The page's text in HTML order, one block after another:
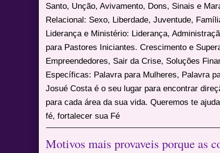
Santo, Unção, Avivamento, Dons, Sinais e
Relacional: Sexo, Liberdade, Juventude,
Liderança e Ministério: Liderança,
para Pastores Iniciantes. Crescimento e
Empreendedores, Sair da Crise, Soluções
Específicas: Palavra para Mulheres, Palavra
Josué Costa é o seu lugar para encontrar
para cada área da sua vida. Queremos te
fé, fortalecer sua Fé
Motivos mais provaveis porque as